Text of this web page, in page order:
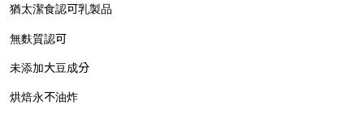
猶太潔食認可乳製品
無麩質認可
未添加大豆成分
烘焙永不油炸